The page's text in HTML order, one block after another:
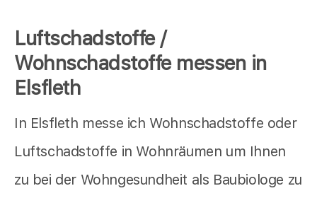
Luftschadstoffe /
Wohnschadstoffe messen in
Elsfleth
In Elsfleth messe ich Wohnschadstoffe oder
Luftschadstoffe in Wohnräumen um Ihnen
zu bei der Wohngesundheit als Baubiologe zu